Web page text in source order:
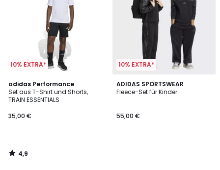
10% EXTRA*
adidas Performance
Set aus T-Shirt und Shorts,
TRAIN ESSENTIALS
35,00 €
4,9
/ 5
4,9
/
10% EXTRA*
ADIDAS SPORTSWEAR
Fleece-Set für Kinder
55,00 €